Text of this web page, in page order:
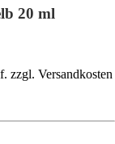
20 ml
Versandkosten